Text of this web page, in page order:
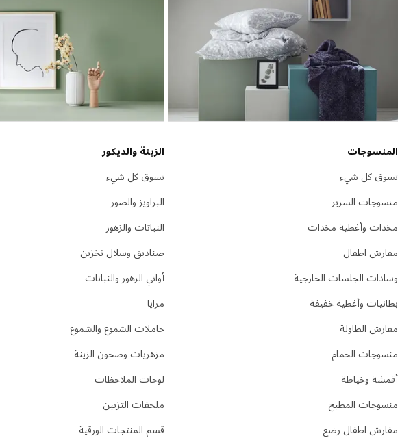
المنسوجات
تسوق كل شيء
منسوجات السرير
مخدات وأغطية مخدات
مفارش اطفال
وسادات الجلسات الخارجية
بطانيات وأغطية خفيفة
مفارش الطاولة
منسوجات الحمام
أقمشة وخياطة
منسوجات المطبخ
مفارش اطفال رضع
الزينة والديكور
تسوق كل شيء
البراويز والصور
النباتات والزهور
صناديق وسلال تخزين
أواني الزهور والنباتات
مرايا
حاملات الشموع والشموع
مزهريات وصحون الزينة
لوحات الملاحظات
ملحقات التزيين
قسم المنتجات الورقية